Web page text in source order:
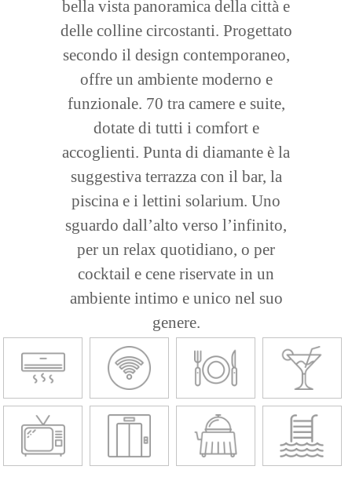
bella vista panoramica della città e
delle colline circostanti. Progettato
secondo il design contemporaneo,
offre un ambiente moderno e
funzionale. 70 tra camere e suite,
dotate di tutti i comfort e
accoglienti. Punta di diamante è la
suggestiva terrazza con il bar, la
piscina e i lettini solarium. Uno
sguardo dall’alto verso l’infinito,
per un relax quotidiano, o per
cocktail e cene riservate in un
ambiente intimo e unico nel suo
genere.